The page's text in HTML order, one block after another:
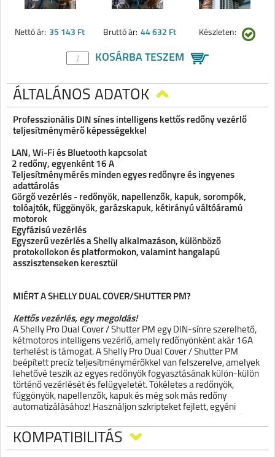
Nettó ár: 35 143 Ft Bruttó ár: 44 632 Ft Készleten:
KOSÁRBA TESZEM
ÁLTALÁNOS ADATOK
Professzionális DIN sínes intelligens kettős redőny vezérlő
teljesítménymérő képességekkel
LAN, Wi-Fi és Bluetooth kapcsolat
2 redőny, egyenként 16 A
Teljesítménymérés minden egyes redőnyre és ingyenes
adattárolás
Görgő vezérlés - redőnyök, napellenzők, kapuk, sorompók,
tolóajtók, függönyök, garázskapuk, kétirányú váltóáramú
motorok
Egyfázisú vezérlés
Egyszerű vezérlés a Shelly alkalmazáson, különböző
protokollokon és platformokon, valamint hangalapú
asszisztenseken keresztül
MIÉRT A SHELLY DUAL COVER/SHUTTER PM?
Kettős vezérlés, egy megoldás!
A Shelly Pro Dual Cover / Shutter PM egy DIN-sínre szerelhető,
kétmotoros intelligens vezérlő, amely redőnyönként akár 16A
terhelést is támogat. A Shelly Pro Dual Cover / Shutter PM
beépített precíz teljesítménymérőkkel van felszerelve, amelyek
lehetővé teszik az egyes redőnyök fogyasztásának külön-külön
történő vezérlését és felügyeletét. Tökéletes a redőnyök,
függönyök, napellenzők, kapuk és még sok más redőny
automatizálásához! Használjon szkripteket fejlett, egyéni
időjárás-előrejelzések stb. alapján.
KOMPATIBILITÁS